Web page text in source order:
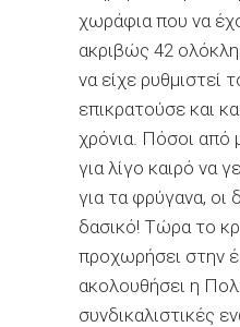
χωράφια που να
ακριβώς 42
να είχε
επικρατούσε και
χρόνια. Πόσοι από
για λίγο καιρό να
για τα φρύγανα,
δασικό! Τώρα το
προχωρήσει στην
ακολουθήσει η
συνδικαλιστικές